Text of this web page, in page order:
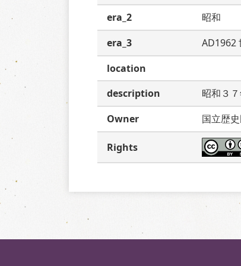
era_2
昭和
era_3
AD1962
location
description
昭和３
Owner
国立歴
Rights